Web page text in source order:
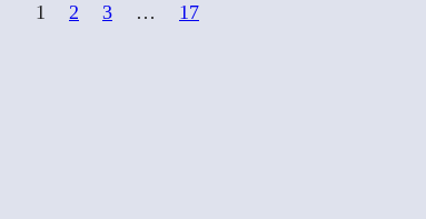
1 2 3 … 17